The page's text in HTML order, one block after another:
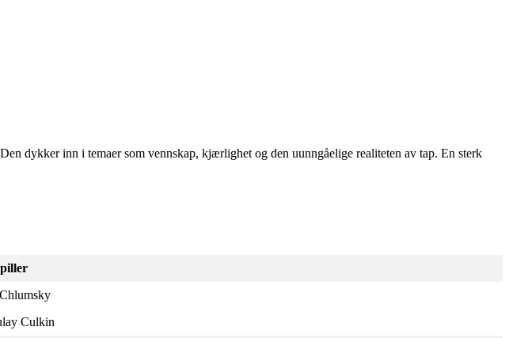
dykker inn i temaer som vennskap, kjærlighet og den uunngåelige realiteten av tap. En sterk
Culkin